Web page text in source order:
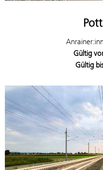
Gültig
Gültig